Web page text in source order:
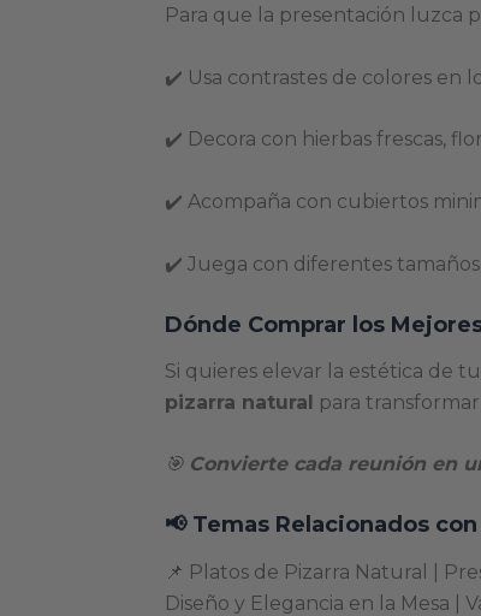
Para que la presentación luzca
✔️ Usa contrastes de colores en
✔️ Decora con hierbas frescas,
✔️ Acompaña con cubiertos
✔️ Juega con diferentes
Dónde Comprar los
Si quieres elevar la estética de
pizarra natural para
🎯 Convierte cada reunión en
📢 Temas Relacionados
📌 Platos de Pizarra Natural |
Diseño y Elegancia en la Mesa |